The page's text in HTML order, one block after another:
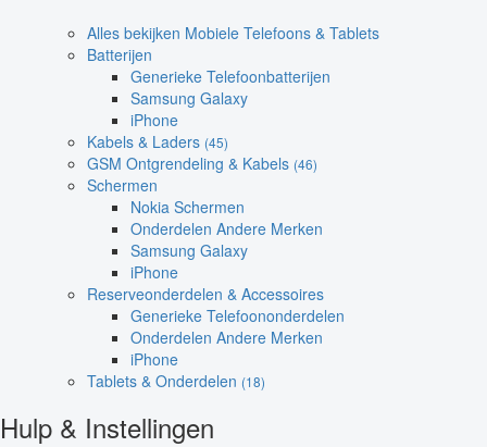
Alles bekijken Mobiele Telefoons & Tablets
Batterijen
Generieke Telefoonbatterijen
Samsung Galaxy
iPhone
Kabels & Laders (45)
GSM Ontgrendeling & Kabels (46)
Schermen
Nokia Schermen
Onderdelen Andere Merken
Samsung Galaxy
iPhone
Reserveonderdelen & Accessoires
Generieke Telefoononderdelen
Onderdelen Andere Merken
iPhone
Tablets & Onderdelen (18)
Hulp & Instellingen